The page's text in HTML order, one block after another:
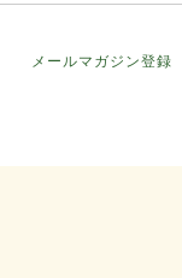
メールマガジン登録